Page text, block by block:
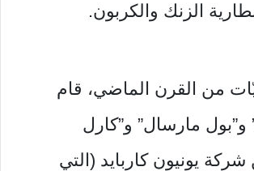
الزنك والكربون.
من القرن الماضي، قام
مارسال” و”كارل
يونيون كاربايد (التي